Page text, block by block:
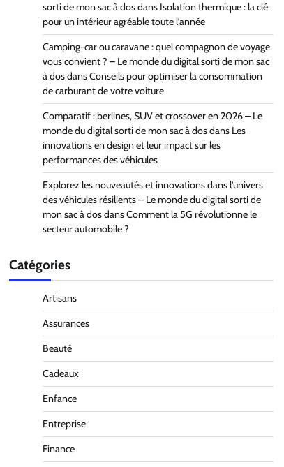
sorti de mon sac à dosdans Isolation thermique : la clé
pour un intérieur agréable toute l’année
Camping-car ou caravane : quel compagnon de voyage
vous convient ? – Le monde du digital sorti de mon sac
à dosdansConseils pour optimiser la consommation
de carburant de votre voiture
Comparatif : berlines, SUV et crossover en 2026 – Le
monde du digital sorti de mon sac à dosdans Les
innovations en design et leur impact sur les
performances des véhicules
Explorez les nouveautés et innovations dans l’univers
des véhicules résilients – Le monde du digital sorti de
mon sac à dosdansComment la 5G révolutionne le
secteur automobile ?
Catégories
Artisans
Assurances
Beauté
Cadeaux
Enfance
Entreprise
Finance